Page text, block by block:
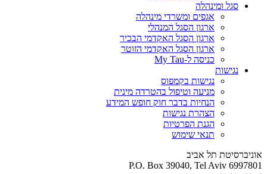
סגל ומינהלה
אגפים ומשרדי מינהלה
ארגון הסגל המנהלי
ארגון הסגל האקדמי הבכיר
ארגון הסגל האקדמי הזוטר
כניסה ל-My Tau
נגישות
נגישות בקמפוס
מניעה וטיפול בהטרדה מינית
הנחיות בדבר חוק חופש המידע
הצהרת נגישות
הגנת הפרטיות
תנאי שימוש
אוניברסיטת תל אביב
P.O. Box 39040, Tel Aviv 6997801